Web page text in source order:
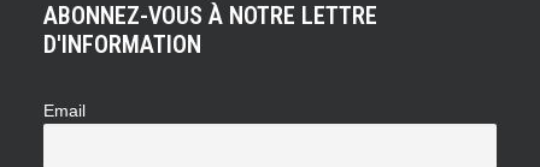
ABONNEZ-VOUS À NOTRE LETTRE
D'INFORMATION
Email